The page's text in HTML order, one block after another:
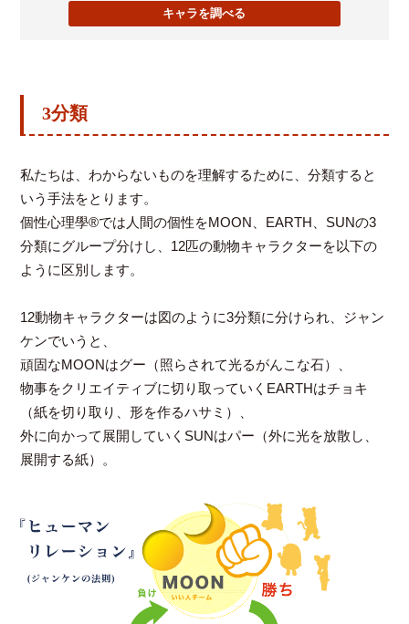
3分類
私たちは、わからないものを理解するために、分類すると
いう手法をとります。
個性心理學®では人間の個性をMOON、EARTH、SUNの3
分類にグループ分けし、12匹の動物キャラクターを以下の
ように区別します。
12動物キャラクターは図のように3分類に分けられ、ジャン
ケンでいうと、
頑固なMOONはグー（照らされて光るがんこな石）、
物事をクリエイティブに切り取っていくEARTHはチョキ
（紙を切り取り、形を作るハサミ）、
外に向かって展開していくSUNはパー（外に光を放散し、
展開する紙）。